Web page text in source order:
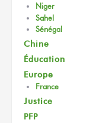
Niger
Sahel
Sénégal
Chine
Éducation
Europe
France
Justice
PFP